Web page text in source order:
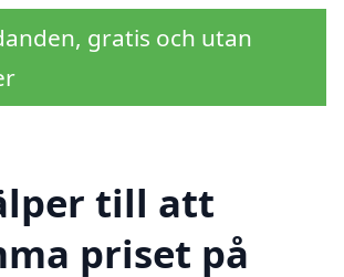
gratis och utan
till att
priset på